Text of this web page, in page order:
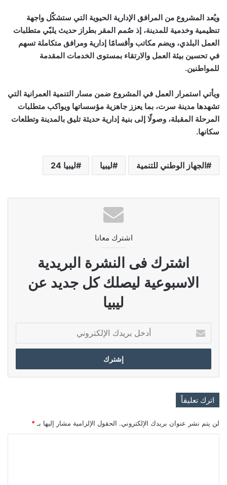
ويُعد المشروع من المرافق الإدارية الحيوية التي ستشكّل واجهة
تنظيمية وخدمية للمدينة، إذ صُمم المقر بطراز حديث يلبّي متطلبات
العمل البلدي، ويضم مكاتب وأقسامًا إدارية ومرافق متكاملة تسهم
في تحسين بيئة العمل والارتقاء بمستوى الخدمات المقدمة
للمواطنين.
ويأتي استمرار العمل في المشروع ضمن مسار التنمية العمرانية التي
تشهدها مدينة سرت، بما يعزز جاهزية مؤسساتها ويواكب متطلبات
المرحلة المقبلة، وصولًا إلى بنية إدارية حديثة تليق بالمدينة وتطلعات
سكانها.
الجهاز الوطني للتنمية ليبيا ليبيا 24
اشترك معانا
اشترك فى النشرة البريدية
الاسبوعية ليصلك كل جديد عن
ليبيا
بريدك
الإلكتروني
اترك تعليقاً
لن يتم نشر عنوان بريدك الإلكتروني. الحقول الإلزامية مشار إليها بـ *